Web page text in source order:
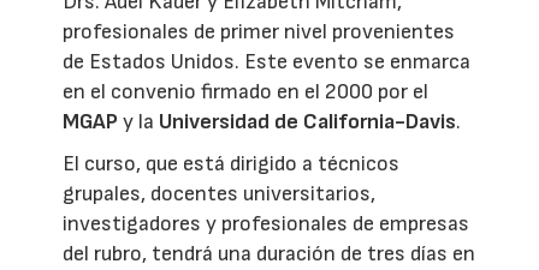
profesionales de primer nivel provenientes
de Estados Unidos. Este evento se enmarca
en el convenio firmado en el 2000 por el
MGAP y la Universidad de California-Davis.
El curso, que está dirigido a técnicos
grupales, docentes universitarios,
investigadores y profesionales de empresas
del rubro, tendrá una duración de tres días en